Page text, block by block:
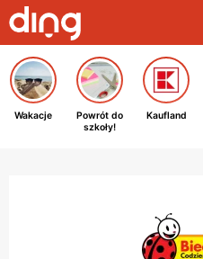
Wakacje
Powrót do
szkoły!
Kaufland